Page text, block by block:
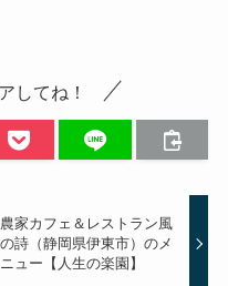
してね！
農家カフェ＆レストラン風
の詩（静岡県伊東市）のメ
ニュー【人生の楽園】